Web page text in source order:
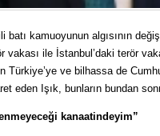
batı kamuoyunun algısının
vakası ile İstanbul’daki terör
Türkiye’ye ve bilhassa de
eden Işık, bunların bundan
kanaatindeyim”